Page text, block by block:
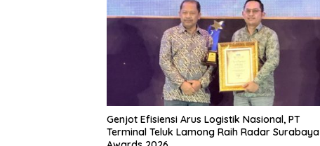
Genjot Efisiensi Arus Logistik Nasional, PT
Terminal Teluk Lamong Raih Radar Surabaya